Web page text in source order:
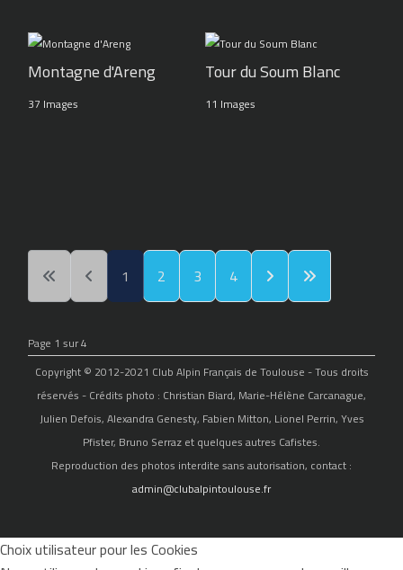
Montagne d'Areng
37 Images
Tour du Soum Blanc
11 Images
1 2 3 4
Page 1 sur 4
Copyright © 2012-2021 Club Alpin Français de Toulouse - Tous droits
réservés - Crédits photo : Christian Biard, Marie-Hélène Carcanague,
Julien Defois, Alexandra Genesty, Fabien Mitton, Lionel Perrin, Yves
Pfister, Bruno Serraz et quelques autres Cafistes.
Reproduction des photos interdite sans autorisation, contact :
admin@clubalpintoulouse.fr
Choix utilisateur pour les Cookies